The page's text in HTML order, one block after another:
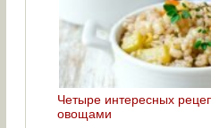
Четыре интересных
овощами